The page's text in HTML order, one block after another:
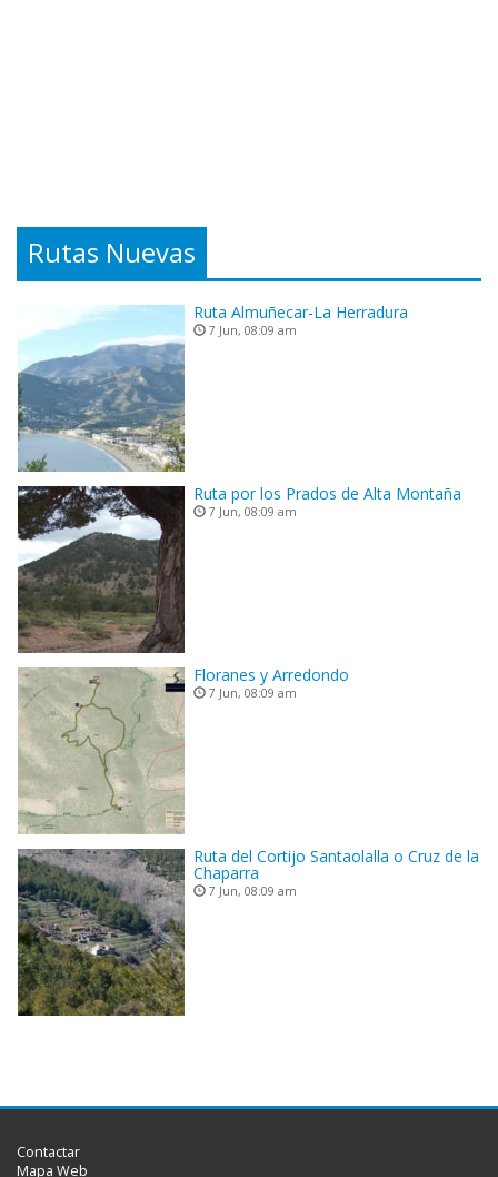
Rutas Nuevas
Ruta Almuñecar-La Herradura
7 Jun, 08:09 am
Ruta por los Prados de Alta Montaña
7 Jun, 08:09 am
Floranes y Arredondo
7 Jun, 08:09 am
Ruta del Cortijo Santaolalla o Cruz de la
Chaparra
7 Jun, 08:09 am
Contactar
Mapa Web